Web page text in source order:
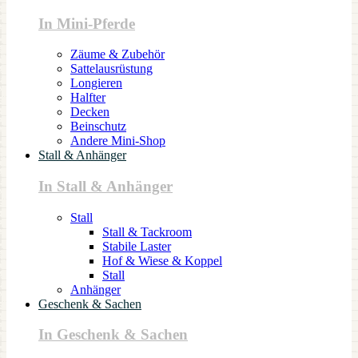
In Mini-Pferde
Zäume & Zubehör
Sattelausrüstung
Longieren
Halfter
Decken
Beinschutz
Andere Mini-Shop
Stall & Anhänger
In Stall & Anhänger
Stall
Stall & Tackroom
Stabile Laster
Hof & Wiese & Koppel
Stall
Anhänger
Geschenk & Sachen
In Geschenk & Sachen